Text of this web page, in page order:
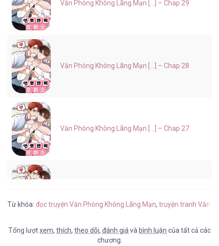
Văn Phòng Không Lãng Mạn [...] – Chap 29
Văn Phòng Không Lãng Mạn [...] – Chap 28
Văn Phòng Không Lãng Mạn [...] – Chap 27
Từ khóa: đọc truyện Văn Phòng Không Lãng Mạn, truyện tranh Văn
Tổng lượtxem, thích, theo dõi, đánh giá và bình luận của tất cả các
chương.